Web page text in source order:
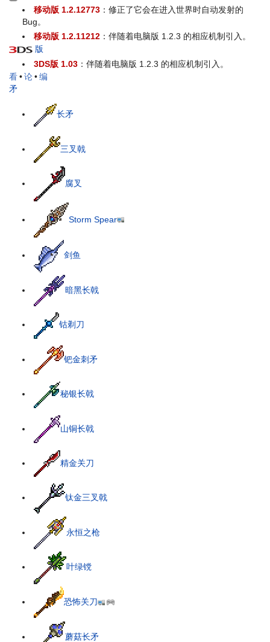
移动版 1.2.12773 ：修正了它会在进入世界时自动发射的
Bug。
移动版 1.2.11212 ：伴随着电脑版 1.2.3 的相应机制引入。
版
3DS版 1.03 ：伴随着电脑版 1.2.3 的相应机制引入。
看•论•编
矛
长矛
三叉戟
腐叉
Storm Spear
剑鱼
暗黑长戟
钴剃刀
钯金刺矛
秘银长戟
山铜长戟
精金关刀
钛金三叉戟
永恒之枪
叶绿镋
恐怖关刀
蘑菇长矛